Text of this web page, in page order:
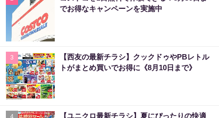
でお得なキャンペーンを実施中
3
【西友の最新チラシ】クックドゥやPBレトル
トがまとめ買いでお得に《8月10日まで》
4
【ユニクロ最新チラシ】夏にぴったりの快適